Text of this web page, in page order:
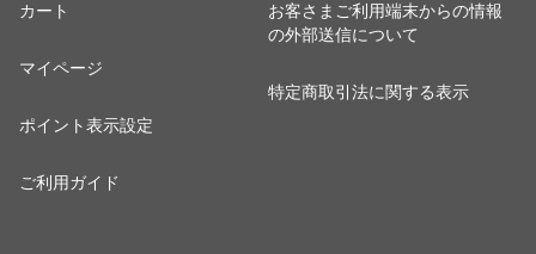
カート
マイページ
ポイント表示設定
ご利用ガイド
お客さまご利用端末からの情報
の外部送信について
特定商取引法に関する表示